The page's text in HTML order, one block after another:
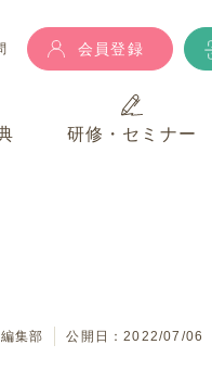
会員登録
研修・セミナー
集部 公開日：2022/07/06